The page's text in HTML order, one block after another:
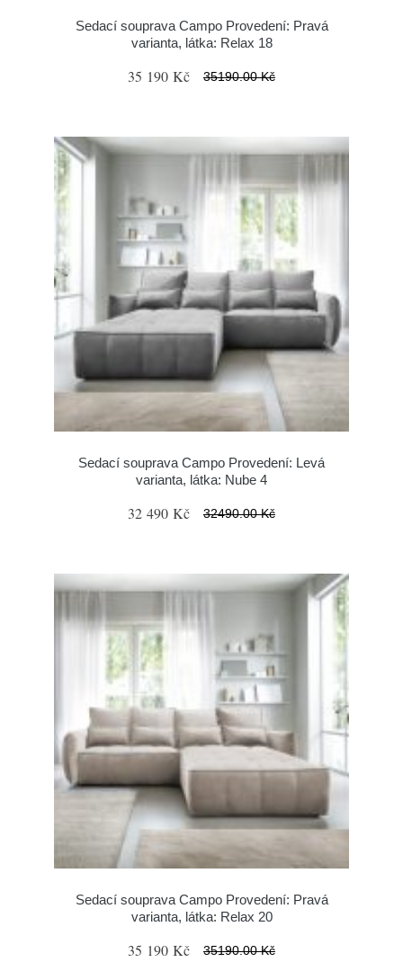
Sedací souprava Campo Provedení: Pravá
varianta, látka: Relax 18
35 190 Kč 35190.00 Kč
Sedací souprava Campo Provedení: Levá
varianta, látka: Nube 4
32 490 Kč 32490.00 Kč
Sedací souprava Campo Provedení: Pravá
varianta, látka: Relax 20
35 190 Kč 35190.00 Kč